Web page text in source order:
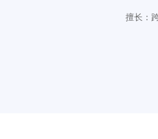
擅长：